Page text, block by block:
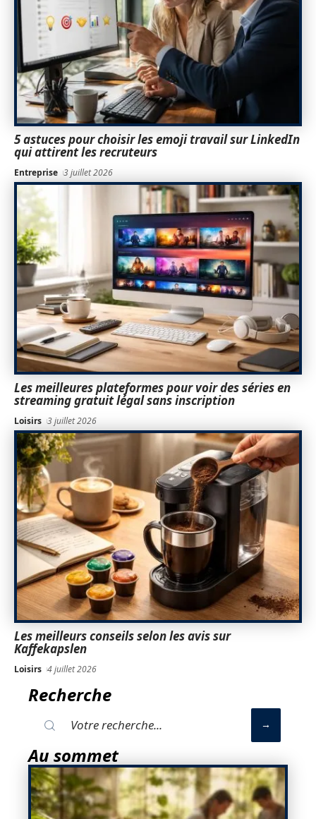
5 astuces pour choisir les emoji travail sur LinkedIn
qui attirent les recruteurs
Entreprise 3 juillet 2026
Les meilleures plateformes pour voir des séries en
streaming gratuit légal sans inscription
Loisirs 3 juillet 2026
Les meilleurs conseils selon les avis sur
Kaffekapslen
Loisirs 4 juillet 2026
Recherche
Au sommet